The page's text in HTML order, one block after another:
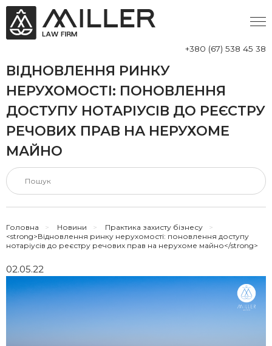
+380 (67) 538 45 38
ВІДНОВЛЕННЯ РИНКУ
НЕРУХОМОСТІ: ПОНОВЛЕННЯ
ДОСТУПУ НОТАРІУСІВ ДО РЕЄСТРУ
РЕЧОВИХ ПРАВ НА НЕРУХОМЕ
МАЙНО
Головна > Новини > Практика захисту бізнесу
>
<strong>Відновлення ринку нерухомості: поновлення доступу
нотаріусів до реєстру речових прав на нерухоме майно</strong>
02.05.22